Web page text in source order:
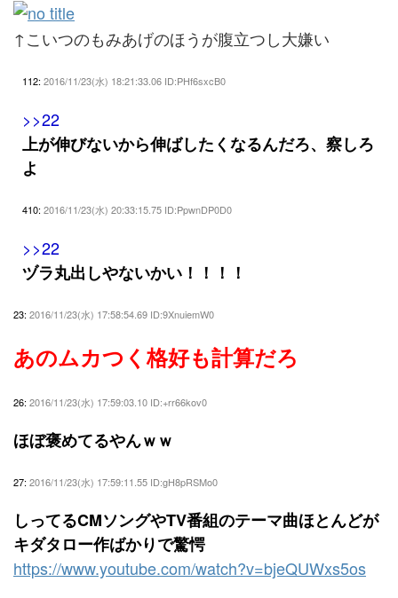
↑こいつのもみあげのほうが腹立つし大嫌い
112: 2016/11/23(水) 18:21:33.06 ID:PHf6sxcB0
>>22
上が伸びないから伸ばしたくなるんだろ、察しろ
よ
410: 2016/11/23(水) 20:33:15.75 ID:PpwnDP0D0
>>22
ヅラ丸出しやないかい！！！！
23: 2016/11/23(水) 17:58:54.69 ID:9XnuiemW0
あのムカつく格好も計算だろ
26: 2016/11/23(水) 17:59:03.10 ID:+rr66kov0
ほぼ褒めてるやんｗｗ
27: 2016/11/23(水) 17:59:11.55 ID:gH8pRSMo0
しってるCMソングやTV番組のテーマ曲ほとんどが
キダタロー作ばかりで驚愕
https://www.youtube.com/watch?v=bjeQUWxs5os